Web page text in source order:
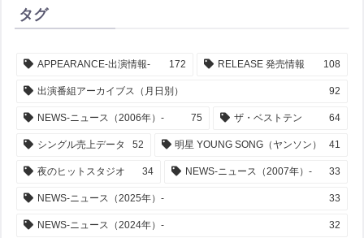
タグ
APPEARANCE-出演情報- 172 RELEASE 発売情報 108
出演番組アーカイブス（月日別） 92
NEWS-ニュース（2006年）- 75 ザ・ベストテン 64
シングル売上データ 52 明星 YOUNG SONG（ヤンソン） 41
夜のヒットスタジオ 34 NEWS-ニュース（2007年）- 33
NEWS-ニュース（2025年）- 33
NEWS-ニュース（2024年）- 32